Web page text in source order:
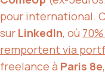
pour international.
sur LinkedIn, où
remportent via
freelance à Paris 8e